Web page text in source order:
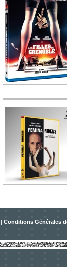
| Conditions Générales